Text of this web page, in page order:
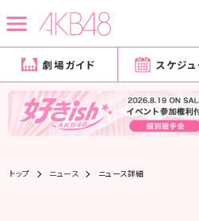
劇場ガイド スケジ
トップ ニュース ニュース詳細